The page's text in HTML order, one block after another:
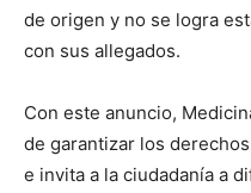
de origen y no se logra
con sus allegados.
Con este anuncio,
de garantizar los
e invita a la ciudadanía a